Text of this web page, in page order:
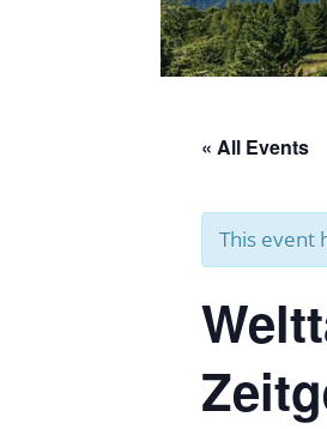
« All Events
This event